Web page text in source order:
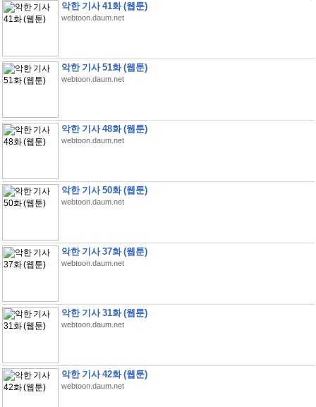
악한 기사 41화 (웹툰)
webtoon.daum.net
악한 기사 51화 (웹툰)
webtoon.daum.net
악한 기사 48화 (웹툰)
webtoon.daum.net
악한 기사 50화 (웹툰)
webtoon.daum.net
악한 기사 37화 (웹툰)
webtoon.daum.net
악한 기사 31화 (웹툰)
webtoon.daum.net
악한 기사 42화 (웹툰)
webtoon.daum.net